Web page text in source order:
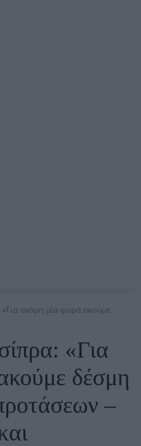
ακόμη μία φορά ακούμε
«Για
δέσμη
–